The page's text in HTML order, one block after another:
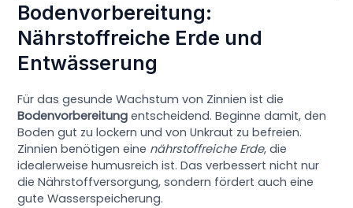
Bodenvorbereitung:
Nährstoffreiche Erde und
Entwässerung
Für das gesunde Wachstum von Zinnien ist die
Bodenvorbereitung entscheidend. Beginne damit, den
Boden gut zu lockern und von Unkraut zu befreien.
Zinnien benötigen eine nährstoffreiche Erde, die
idealerweise humusreich ist. Das verbessert nicht nur
die Nährstoffversorgung, sondern fördert auch eine
gute Wasserspeicherung.